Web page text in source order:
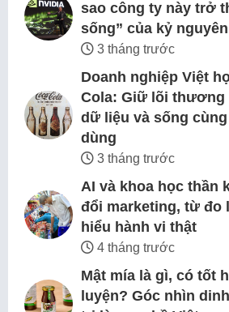
sao công ty này trở
sống” của kỷ
3 tháng trước
Doanh nghiệp Việt
Cola: Giữ lõi thương
dữ liệu và sống
dùng
3 tháng trước
AI và khoa học thần
đổi marketing, từ đo
hiểu hành vi thật
4 tháng trước
Mật mía là gì, có tốt
luyện? Góc nhìn